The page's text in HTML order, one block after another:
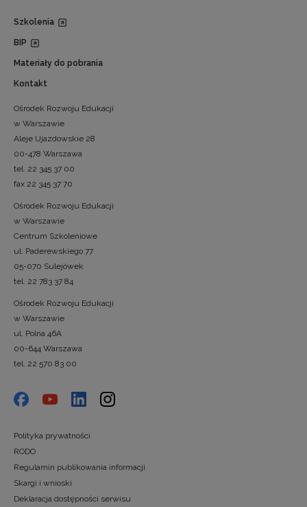
Szkolenia
BIP
Materiały do pobrania
Kontakt
Ośrodek Rozwoju Edukacji
w Warszawie
Aleje Ujazdowskie 28
00-478 Warszawa
tel. 22 345 37 00
fax 22 345 37 70
Ośrodek Rozwoju Edukacji
w Warszawie
Centrum Szkoleniowe
ul. Paderewskiego 77
05-070 Sulejówek
tel. 22 783 37 84
Ośrodek Rozwoju Edukacji
w Warszawie
ul. Polna 46A
00-644 Warszawa
tel. 22 570 83 00
Polityka prywatności
RODO
Regulamin publikowania informacji
Skargi i wnioski
Deklaracja dostępności serwisu